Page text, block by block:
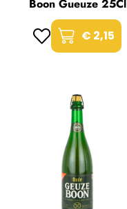
Boon Gueuze 25Cl
€ 2,15